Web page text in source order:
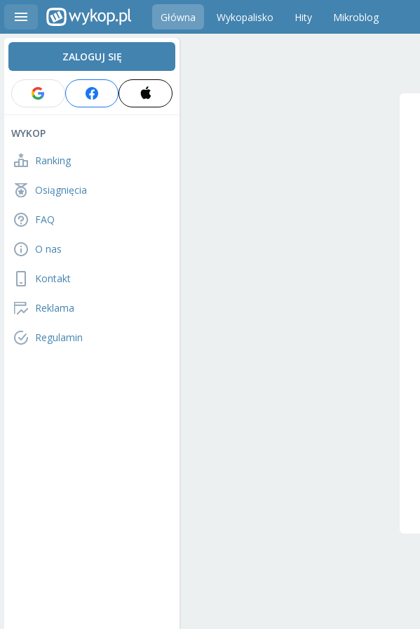
Główna Wykopalisko Hity Mikroblog
ZALOGUJ SIĘ
WYKOP
Ranking
Osiągnięcia
FAQ
O nas
Kontakt
Reklama
Regulamin